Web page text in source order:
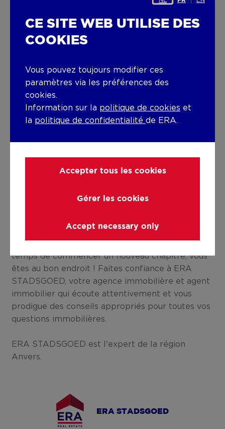
stimulant où chaque jour est différent ?
STADSGOED.
Vous y avez vécu des moments importants, ce qui
rend le fait de dire au revoir difficile. Lorsqu'il est
temps de commencer un nouveau chapitre, vous
êtes au bon endroit ! Faites confiance à ERA
STADSGOED, votre agence immobilière et agent
immobilier qui écoute attentivement et vous
prodigue des conseils appropriés pour toutes vos
questions immobilières.
ERA STADSGOED est l'expert de la région
Anvers.
ERA STADSGOED
CE SITE WEB UTILISE DES
COOKIES
Vous pouvez toujours modifier ces
paramètres via les préférences des
cookies.
Information sur la politique de cookies et
la politique de confidentialité de ERA.
Accepter tous les cookies
Gérer les cookies
Accept necessary only